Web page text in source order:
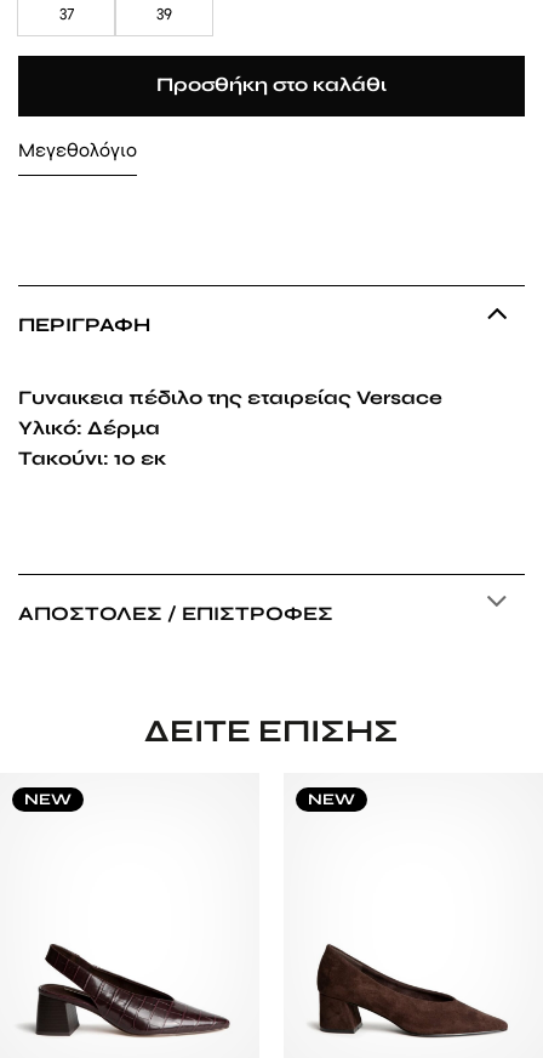
37 39
Προσθήκη στο καλάθι
Μεγεθολόγιο
ΠΕΡΙΓΡΑΦΉ
Γυναικεια πέδιλο της εταιρείας Versace
Υλικό: Δέρμα
Τακούνι: 10 εκ
ΑΠΟΣΤΟΛΈΣ / ΕΠΙΣΤΡΟΦΈΣ
ΔΕΊΤΕ ΕΠΊΣΗΣ
NEW NEW